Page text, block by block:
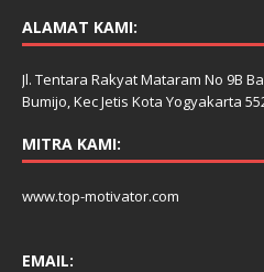
ALAMAT KAMI:
Jl. Tentara Rakyat Mataram No 9B
Bumijo, Kec Jetis Kota Yogyakarta
MITRA KAMI:
www.top-motivator.com
EMAIL: